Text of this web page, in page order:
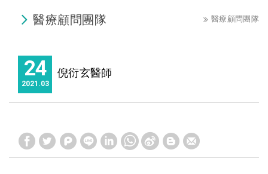
醫療顧問團隊 醫療顧問團隊
24
03
2021
倪衍玄醫師